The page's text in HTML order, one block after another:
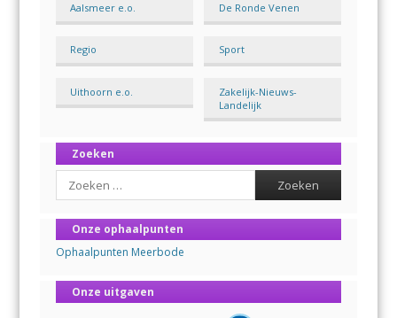
Aalsmeer e.o. De Ronde Venen
Regio Sport
Uithoorn e.o.
Zakelijk-Nieuws-
Landelijk
Zoeken
Search
Onze ophaalpunten
Ophaalpunten Meerbode
Onze uitgaven